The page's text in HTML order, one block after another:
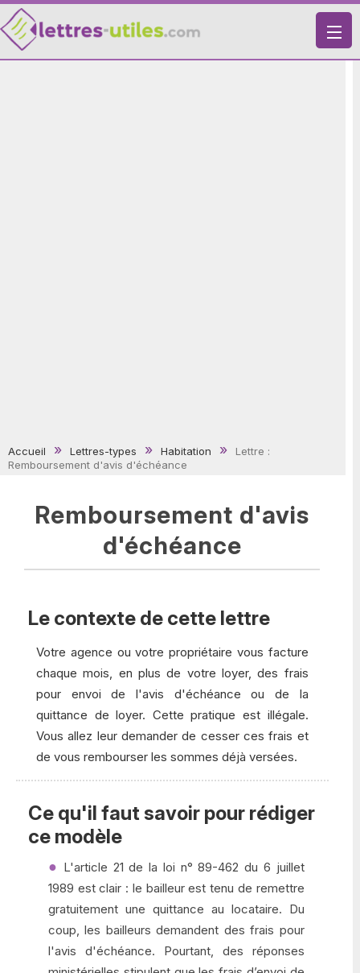
X
Accueil Lettres-types Habitation
Lettre :
Remboursement d'avis d'échéance
Remboursement d'avis
d'échéance
Le contexte de cette lettre
Votre agence ou votre propriétaire vous facture
chaque mois, en plus de votre loyer, des frais
pour envoi de l'avis d'échéance ou de la
quittance de loyer. Cette pratique est illégale.
Vous allez leur demander de cesser ces frais et
de vous rembourser les sommes déjà versées.
Ce qu'il faut savoir pour rédiger
ce modèle
L'article 21 de la loi n° 89-462 du 6 juillet
1989 est clair : le bailleur est tenu de remettre
gratuitement une quittance au locataire. Du
coup, les bailleurs demandent des frais pour
l'avis d'échéance. Pourtant, des réponses